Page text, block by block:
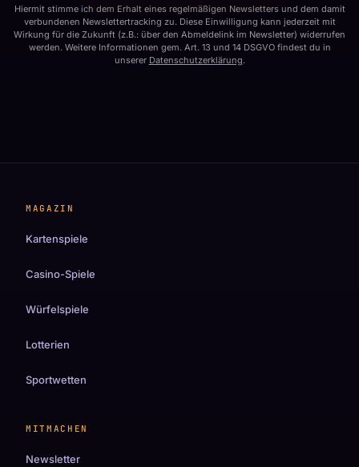
Hiermit stimme ich dem Erhalt eines regelmäßigen Newsletters und dem damit
verbundenen Newslettertracking zu. Diese Einwilligung kann jederzeit mit
Wirkung für die Zukunft (z.B.: über den Abmeldelink im Newsletter) widerrufen
werden. Weitere Informationen gem. Art. 13 und 14 DSGVO findest du in
unserer Datenschutzerklärung.
MAGAZIN
Kartenspiele
Casino-Spiele
Würfelspiele
Lotterien
Sportwetten
MITMACHEN
Newsletter